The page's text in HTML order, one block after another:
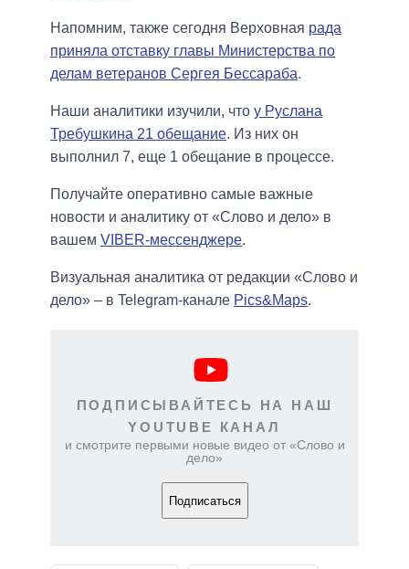
Напомним, также сегодня Верховная рада
приняла отставку главы Министерства по
делам ветеранов Сергея Бессараба.
Наши аналитики изучили, что у Руслана
Требушкина 21 обещание. Из них он
выполнил 7, еще 1 обещание в процессе.
Получайте оперативно самые важные
новости и аналитику от «Слово и дело» в
вашем VIBER-мессенджере.
Визуальная аналитика от редакции «Слово и
дело» – в Telegram-канале Pics&Maps.
ПОДПИСЫВАЙТЕСЬ НА НАШ
YOUTUBE КАНАЛ
и смотрите первыми новые видео от «Слово и
дело»
Подписаться